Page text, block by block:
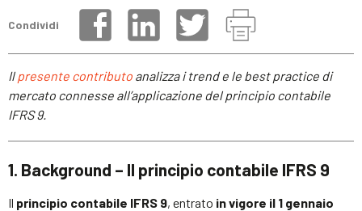
Condividi
Ilpresente contributo analizza i trend e le best practice di
mercato connesse all’applicazione del principio contabile
IFRS 9.
1. Background – Il principio contabile IFRS 9
Il principio contabile IFRS 9, entrato in vigore il 1 gennaio